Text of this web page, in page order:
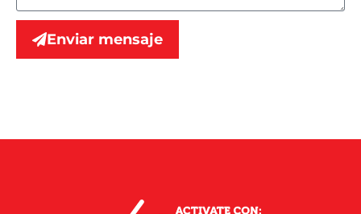
Enviar mensaje